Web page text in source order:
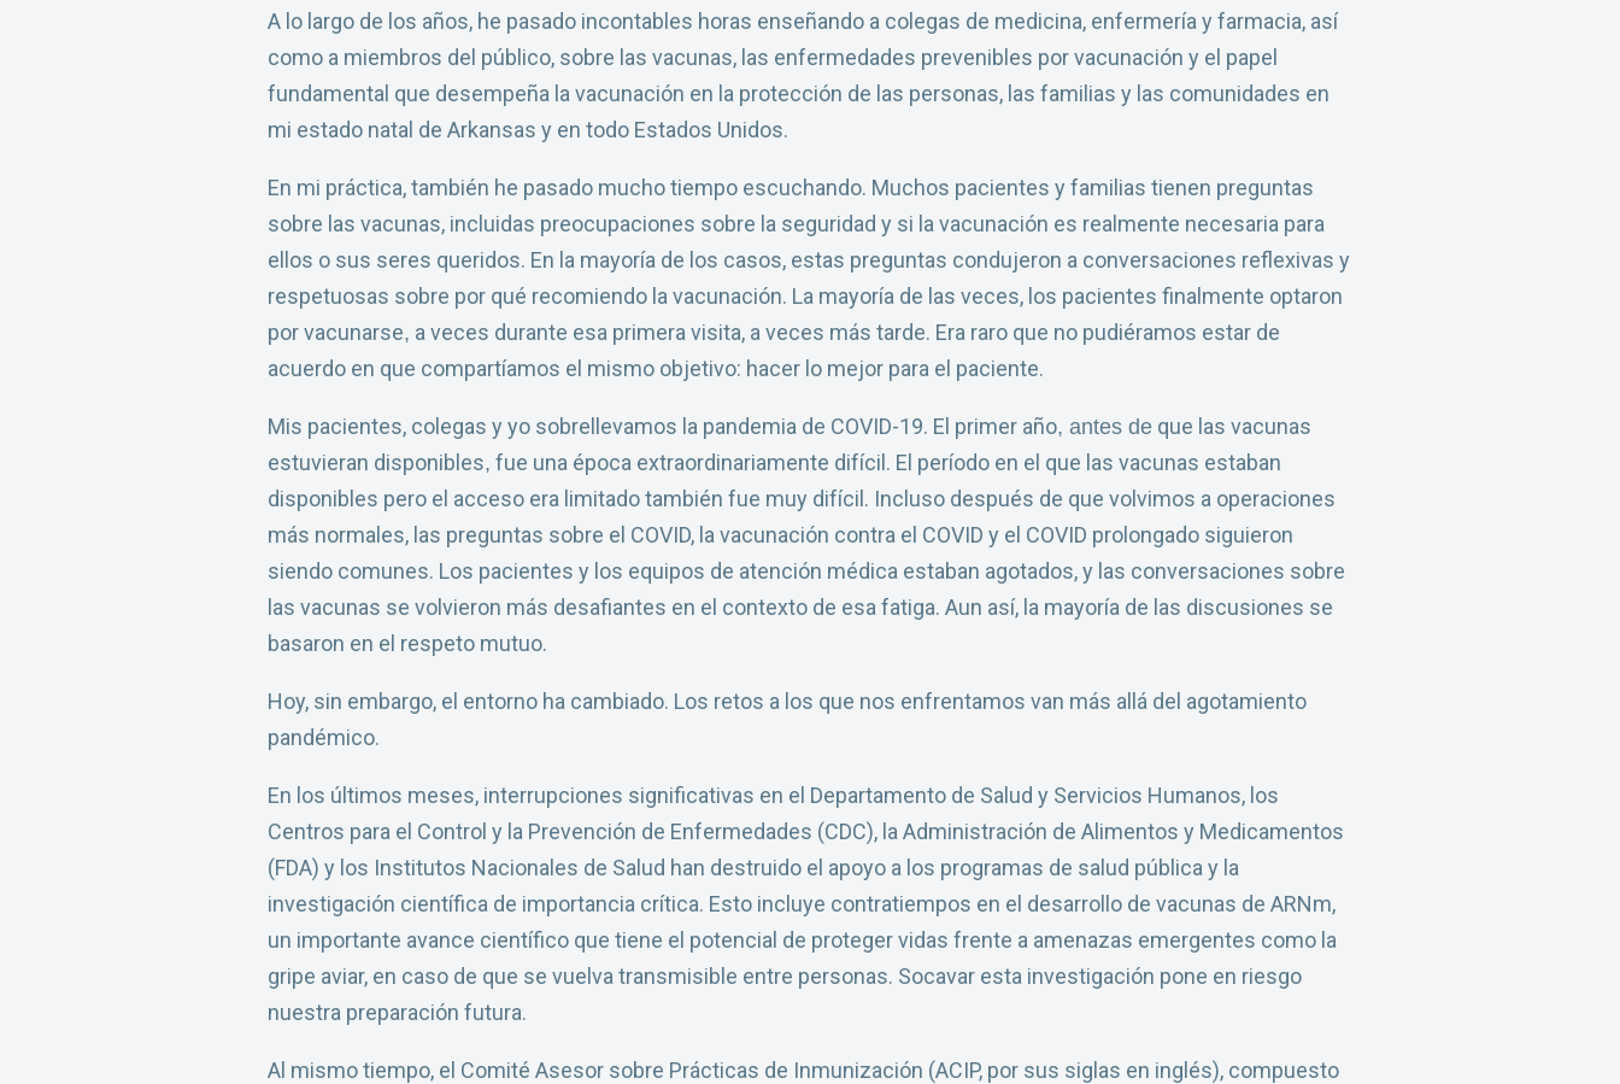
A lo largo de los años, he pasado incontables horas enseñando a colegas de medicina, enfermería y farmacia, así
como a miembros del público, sobre las vacunas, las enfermedades prevenibles por vacunación y el papel
fundamental que desempeña la vacunación en la protección de las personas, las familias y las comunidades en
mi estado natal de Arkansas y en todo Estados Unidos.
En mi práctica, también he pasado mucho tiempo escuchando. Muchos pacientes y familias tienen preguntas
sobre las vacunas, incluidas preocupaciones sobre la seguridad y si la vacunación es realmente necesaria para
ellos o sus seres queridos. En la mayoría de los casos, estas preguntas condujeron a conversaciones reflexivas y
respetuosas sobre por qué recomiendo la vacunación. La mayoría de las veces, los pacientes finalmente optaron
por vacunarse, a veces durante esa primera visita, a veces más tarde. Era raro que no pudiéramos estar de
acuerdo en que compartíamos el mismo objetivo: hacer lo mejor para el paciente.
Mis pacientes, colegas y yo sobrellevamos la pandemia de COVID-19. El primer año, antes de que las vacunas
estuvieran disponibles, fue una época extraordinariamente difícil. El período en el que las vacunas estaban
disponibles pero el acceso era limitado también fue muy difícil. Incluso después de que volvimos a operaciones
más normales, las preguntas sobre el COVID, la vacunación contra el COVID y el COVID prolongado siguieron
siendo comunes. Los pacientes y los equipos de atención médica estaban agotados, y las conversaciones sobre
las vacunas se volvieron más desafiantes en el contexto de esa fatiga. Aun así, la mayoría de las discusiones se
basaron en el respeto mutuo.
Hoy, sin embargo, el entorno ha cambiado. Los retos a los que nos enfrentamos van más allá del agotamiento
pandémico.
En los últimos meses, interrupciones significativas en el Departamento de Salud y Servicios Humanos, los
Centros para el Control y la Prevención de Enfermedades (CDC), la Administración de Alimentos y Medicamentos
(FDA) y los Institutos Nacionales de Salud han destruido el apoyo a los programas de salud pública y la
investigación científica de importancia crítica. Esto incluye contratiempos en el desarrollo de vacunas de ARNm,
un importante avance científico que tiene el potencial de proteger vidas frente a amenazas emergentes como la
gripe aviar, en caso de que se vuelva transmisible entre personas. Socavar esta investigación pone en riesgo
nuestra preparación futura.
Al mismo tiempo, el Comité Asesor sobre Prácticas de Inmunización (ACIP, por sus siglas en inglés), compuesto